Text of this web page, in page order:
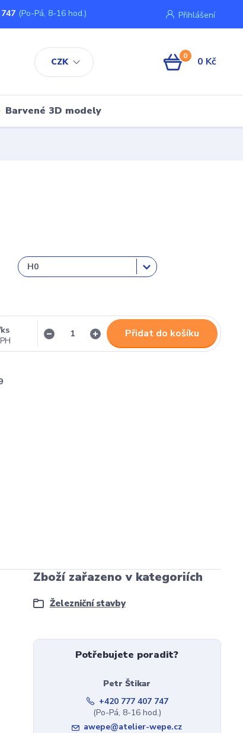
CZK
Přihlášení
(Po-Pá, 8-16 hod.)
0 0 Kč
Barvené 3D modely
ks
Přidat do košíku
Zboží zařazeno v kategoriích
Železniční stavby
Potřebujete poradit?
Petr Štikar
+420 777 407 747
(Po-Pá, 8-16 hod.)
awepe@atelier-wepe.cz